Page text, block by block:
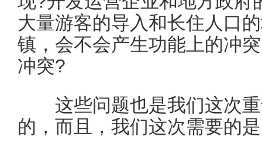
大量游客的导入和长住人口
镇，会不会产生功能上的冲
冲突?
这些问题也是我们这次重
的，而且，我们这次需要的